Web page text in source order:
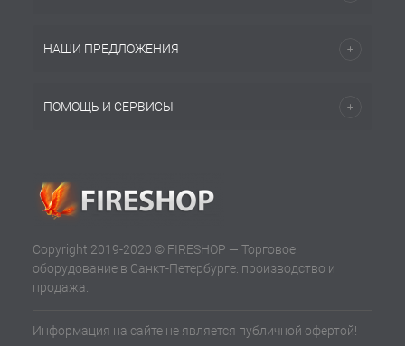
НАШИ ПРЕДЛОЖЕНИЯ
ПОМОЩЬ И СЕРВИСЫ
Copyright 2019-2020 © FIRESHOP — Торговое
оборудование в Санкт-Петербурге: производство и
продажа.
Информация на сайте не является публичной офертой!